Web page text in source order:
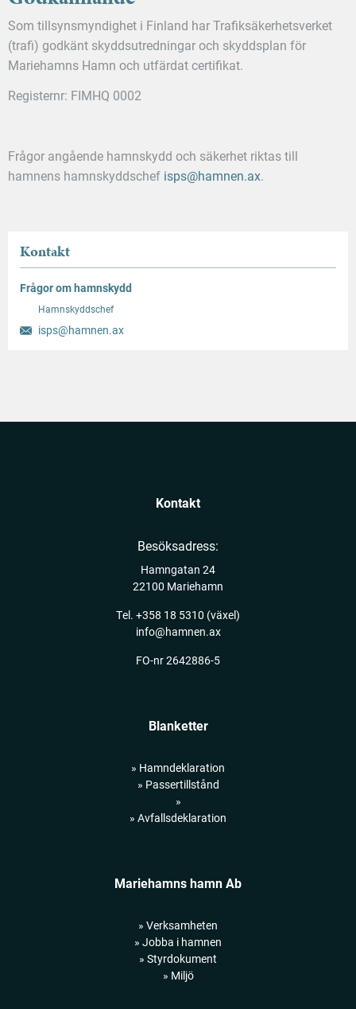
Som tillsynsmyndighet i Finland har Trafiksäkerhetsverket
(trafi) godkänt skyddsutredningar och skyddsplan för
Mariehamns Hamn och utfärdat certifikat.
Registernr: FIMHQ 0002
Frågor angående hamnskydd och säkerhet riktas till
hamnens hamnskyddschef isps@hamnen.ax.
Kontakt
Frågor om hamnskydd
Hamnskyddschef
isps@hamnen.ax
Kontakt
Besöksadress:
Hamngatan 24
22100 Mariehamn
Tel. +358 18 5310 (växel)
info@hamnen.ax
FO-nr 2642886-5
Blanketter
» Hamndeklaration
» Passertillstånd
»
» Avfallsdeklaration
Mariehamns hamn Ab
» Verksamheten
» Jobba i hamnen
» Styrdokument
» Miljö